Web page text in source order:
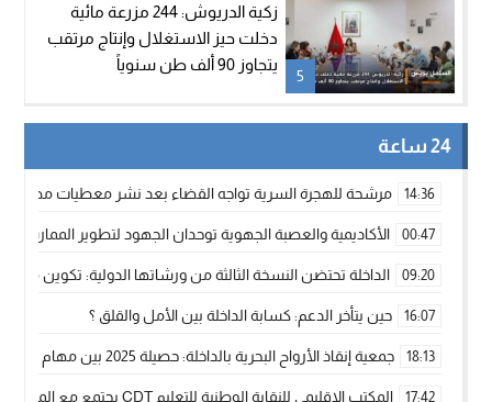
5
زكية الدريوش: 244 مزرعة مائية
دخلت حيز الاستغلال وإنتاج مرتقب
يتجاوز 90 ألف طن سنوياً
24 ساعة
14:36 مرشحة للهجرة السرية تواجه القضاء بعد نشر معطيات مضللة
00:47 الأكاديمية والعصبة الجهوية توحدان الجهود لتطوير الممارسة
09:20 الداخلة تحتضن النسخة الثالثة من ورشاتها الدولية: تكوين
16:07 حين يتأخر الدعم: كسابة الداخلة بين الأمل والقلق ؟
18:13 جمعية إنقاذ الأرواح البحرية بالداخلة: حصيلة 2025 بين مهام الإنقاذ ومشروع “دار البحار”
17:42 المكتب الإقليمي للنقابة الوطنية للتعليم CDT يجتمع مع المدير الإقليمي لمناقشة ملفات جوهرية لنساء ورجال التعليم